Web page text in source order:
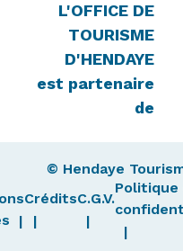
L'OFFICE DE
TOURISME
D'HENDAYE
est partenaire
de
© Hendaye
CréditsC.G.V.
Politique